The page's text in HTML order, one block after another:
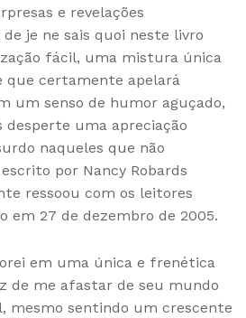
e revelações
de je ne sais quoi neste livro
fácil, uma mistura única
que certamente apelará
um senso de humor aguçado,
desperte uma apreciação
naqueles que não
por Nancy Robards
ressoou com os leitores
em 27 de dezembro de 2005.
em uma única e frenética
de me afastar de seu mundo
mesmo sentindo um crescente